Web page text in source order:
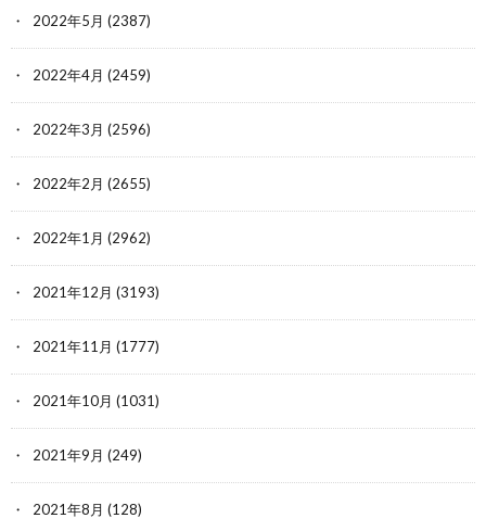
2022年5月 (2387)
2022年4月 (2459)
2022年3月 (2596)
2022年2月 (2655)
2022年1月 (2962)
2021年12月 (3193)
2021年11月 (1777)
2021年10月 (1031)
2021年9月 (249)
2021年8月 (128)